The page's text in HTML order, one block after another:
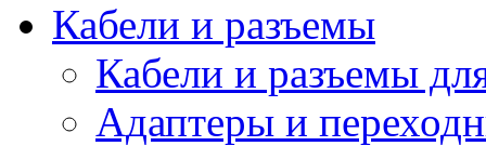
Кабели и разъемы
Кабели и разъемы
Адаптеры и